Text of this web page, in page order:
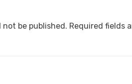
not be published. Required fields